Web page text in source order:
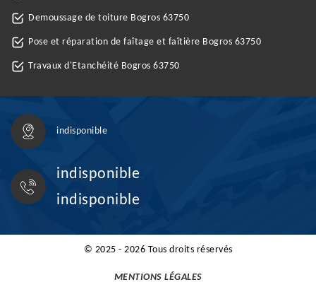
Demoussage de toiture Bogros 63750
Pose et réparation de faîtage et faîtière Bogros 63750
Travaux d'Etanchéité Bogros 63750
indisponible
indisponible
indisponible
© 2025 - 2026 Tous droits réservés
MENTIONS LÉGALES